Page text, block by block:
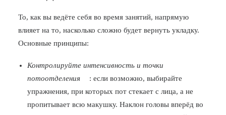
То, как вы ведёте себя во время занятий, напрямую
влияет на то, насколько сложно будет вернуть укладку.
Основные принципы:
Контролируйте интенсивность и точки
потоотделения
: если возможно, выбирайте
упражнения, при которых пот стекает с лица, а не
пропитывает всю макушку. Наклон головы вперёд во